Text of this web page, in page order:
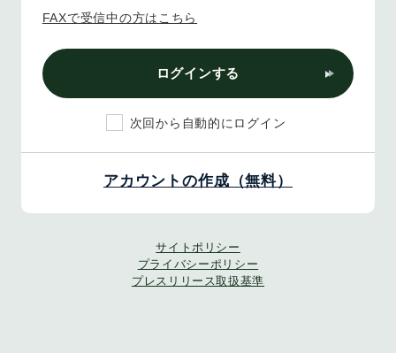
FAXで受信中の方はこちら
ログインする
次回から自動的にログイン
アカウントの作成（無料）
サイトポリシー
プライバシーポリシー
プレスリリース取扱基準